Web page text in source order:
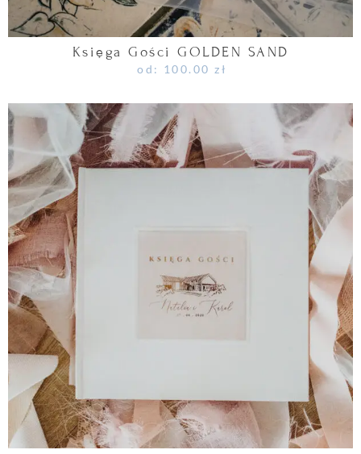
Księga Gości GOLDEN SAND
od: 100.00zł